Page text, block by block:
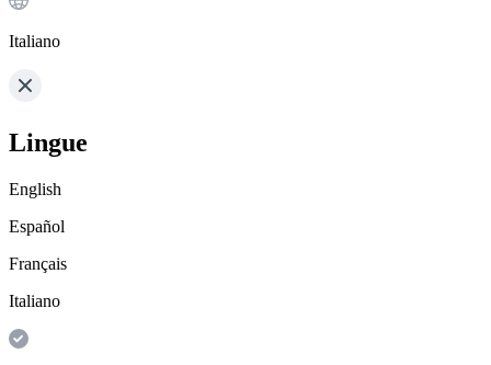
Italiano
Lingue
English
Español
Français
Italiano